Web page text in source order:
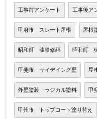
工事前アンケート 工事後ア
甲府市 スレート屋根 屋根
昭和町 漆喰修繕 昭和町
甲斐市 サイデイング壁 屋
外壁塗装 ラジカル塗料 甲
甲州市 トップコート塗り替え